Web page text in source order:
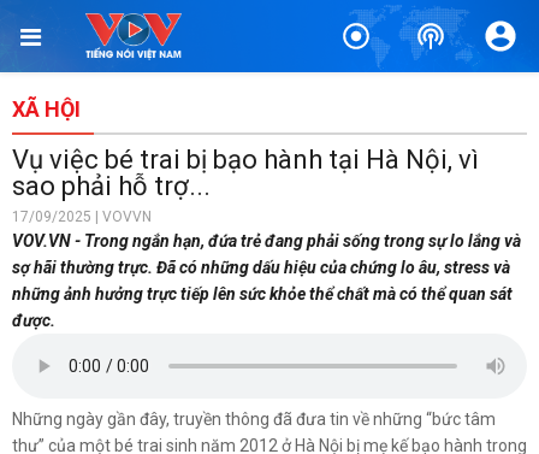
XÃ HỘI
Vụ việc bé trai bị bạo hành tại Hà Nội, vì
sao phải hỗ trợ...
17/09/2025 | VOVVN
VOV.VN - Trong ngắn hạn, đứa trẻ đang phải sống trong sự lo lắng và
sợ hãi thường trực. Đã có những dấu hiệu của chứng lo âu, stress và
những ảnh hưởng trực tiếp lên sức khỏe thể chất mà có thể quan sát
được.
Những ngày gần đây, truyền thông đã đưa tin về những “bức tâm
thư” của một bé trai sinh năm 2012 ở Hà Nội bị mẹ kế bạo hành trong
TIN BÀI LIÊN QUAN
Trật tự giao thông - khởi đầu của kỷ cương xã hội
42 phút trước
Điểm chuẩn đại học 2026: Công nghệ, AI và kinh tế mũi nhọn
đều sát ngưỡng 30 điểm
43 phút trước
Người cha tự tay chôn cất 12 đứa con - nỗi đau da cam ám
ảnh chưa nguôi
1 giờ trước
Thái
Điểm chuẩn Học viện Báo chí và Tuyên truyền 2026, nhiều